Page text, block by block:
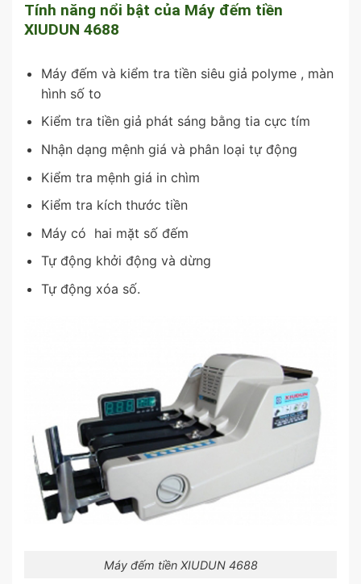
Tính năng nổi bật của Máy đếm tiền
XIUDUN 4688
Máy đếm và kiểm tra tiền siêu giả polyme , màn
hình số to
Kiểm tra tiền giả phát sáng bằng tia cực tím
Nhận dạng mệnh giá và phân loại tự động
Kiểm tra mệnh giá in chìm
Kiểm tra kích thước tiền
Máy có hai mặt số đếm
Tự động khởi động và dừng
Tự động xóa số.
Máy đếm tiền XIUDUN 4688